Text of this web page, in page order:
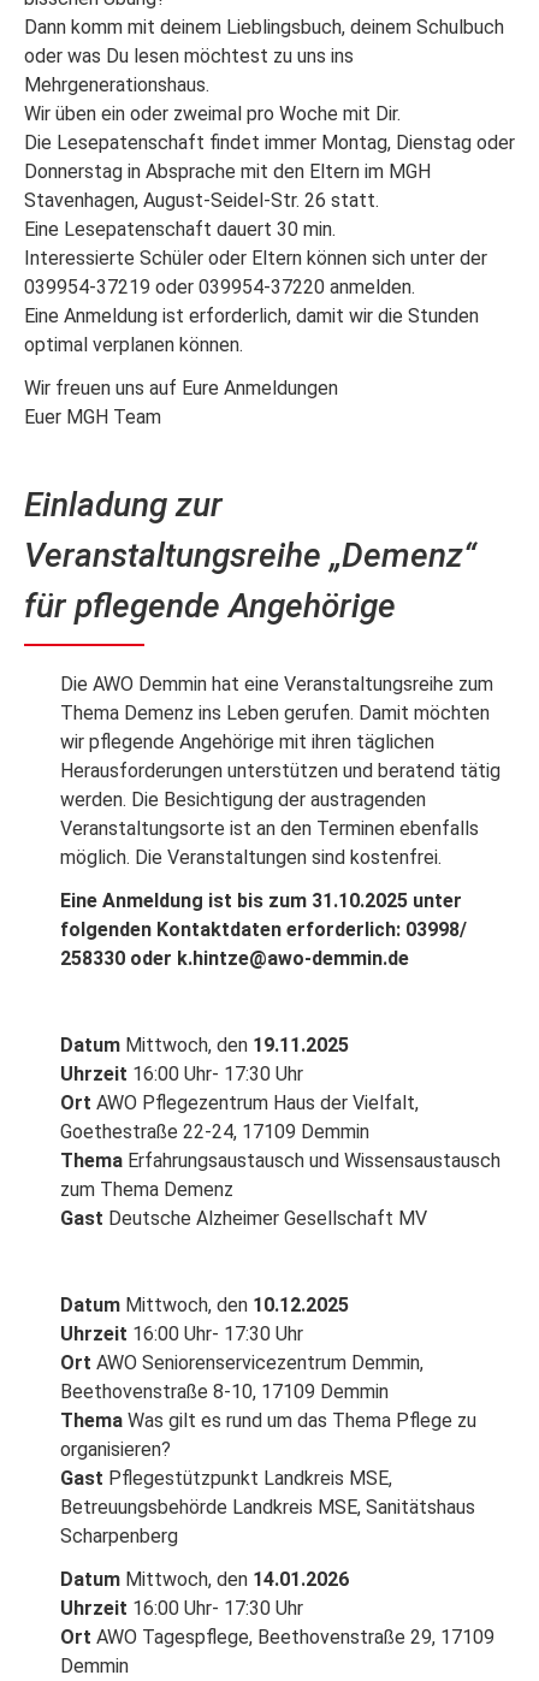
Dann komm mit deinem Lieblingsbuch, deinem Schulbuch
oder was Du lesen möchtest zu uns ins
Mehrgenerationshaus.
Wir üben ein oder zweimal pro Woche mit Dir.
Die Lesepatenschaft findet immer Montag, Dienstag oder
Donnerstag in Absprache mit den Eltern im MGH
Stavenhagen, August-Seidel-Str. 26 statt.
Eine Lesepatenschaft dauert 30 min.
Interessierte Schüler oder Eltern können sich unter der
039954-37219 oder 039954-37220 anmelden.
Eine Anmeldung ist erforderlich, damit wir die Stunden
optimal verplanen können.
Wir freuen uns auf Eure Anmeldungen
Euer MGH Team
Einladung zur
Veranstaltungsreihe „Demenz“
für pflegende Angehörige
Die AWO Demmin hat eine Veranstaltungsreihe zum
Thema Demenz ins Leben gerufen. Damit möchten
wir pflegende Angehörige mit ihren täglichen
Herausforderungen unterstützen und beratend tätig
werden. Die Besichtigung der austragenden
Veranstaltungsorte ist an den Terminen ebenfalls
möglich. Die Veranstaltungen sind kostenfrei.
Eine Anmeldung ist bis zum 31.10.2025 unter
folgenden Kontaktdaten erforderlich: 03998/
258330 oder k.hintze@awo-demmin.de
Datum Mittwoch, den 19.11.2025
Uhrzeit 16:00 Uhr- 17:30 Uhr
Ort AWO Pflegezentrum Haus der Vielfalt,
Goethestraße 22-24, 17109 Demmin
Thema Erfahrungsaustausch und Wissensaustausch
zum Thema Demenz
Gast Deutsche Alzheimer Gesellschaft MV
Datum Mittwoch, den 10.12.2025
Uhrzeit 16:00 Uhr- 17:30 Uhr
Ort AWO Seniorenservicezentrum Demmin,
Beethovenstraße 8-10, 17109 Demmin
Thema Was gilt es rund um das Thema Pflege zu
organisieren?
Gast Pflegestützpunkt Landkreis MSE,
Betreuungsbehörde Landkreis MSE, Sanitätshaus
Scharpenberg
Datum Mittwoch, den 14.01.2026
Uhrzeit 16:00 Uhr- 17:30 Uhr
Ort AWO Tagespflege, Beethovenstraße 29, 17109
Demmin